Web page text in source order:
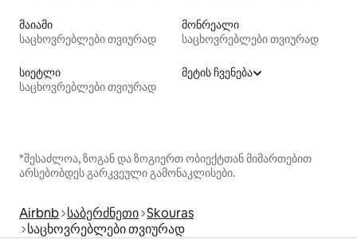
მაიამი
საცხოვრებლები თვიურად
მონრეალი
საცხოვრებლები თვიურად
სიეტლი
საცხოვრებლები თვიურად
მეტის ჩვენება
*შესაძლოა, ზოგან და ზოგიერთ ობიექტთან მიმართებით
არსებობდეს გარკვეული გამონაკლისები.
Airbnb საბერძნეთი Skouras
საცხოვრებლები თვიურად